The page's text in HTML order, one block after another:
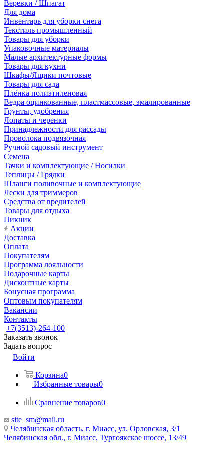
Веревки / Шпагат
Для дома
Инвентарь для уборки снега
Текстиль промышленный
Товары для уборки
Упаковочные материалы
Малые архитектурные формы
Товары для кухни
Шкафы/Ящики почтовые
Товары для сада
Плёнка полиэтиленовая
Ведра оцинкованные, пластмассовые, эмалированные
Грунты, удобрения
Лопаты и черенки
Принадлежности для рассады
Проволока подвязочная
Ручной садовый инструмент
Семена
Тачки и комплектующие / Носилки
Теплицы / Грядки
Шланги поливочные и комплектующие
Лески для триммеров
Средства от вредителей
Товары для отдыха
Пикник
Акции
Доставка
Оплата
Покупателям
Программа лояльности
Подарочные карты
Дисконтные карты
Бонусная программа
Оптовым покупателям
Вакансии
Контакты
+7(3513)-264-100
Заказать звонок
Задать вопрос
Войти
Корзина0
Избранные товары0
Сравнение товаров0
site_sm@mail.ru
Челябинская область, г. Миасс, ул. Орловская, 3/1
Челябинская обл., г. Миасс, Тургоякское шоссе, 13/49